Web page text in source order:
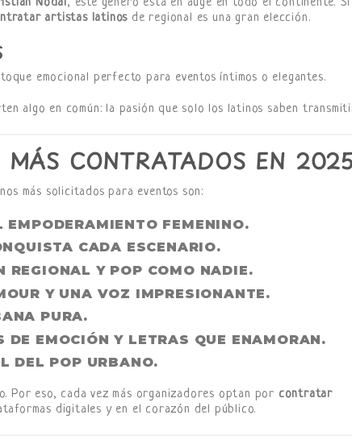
artistas latinos de regional es una gran elección.
emocional perfecto para eventos íntimos o elegantes.
algo en común: la pasión que solo los latinos saben
MÁS CONTRATADOS EN
más solicitados para eventos son:
EMPODERAMIENTO FEMENINO.
CADA ESCENARIO.
REGIONAL Y POP COMO NADIE.
Y UNA VOZ IMPRESIONANTE.
PURA.
DE EMOCIÓN Y LETRAS QUE ENAMORAN.
DEL POP URBANO.
Por eso, cada vez más organizadores optan por contratar
digitales y en el corazón del público.